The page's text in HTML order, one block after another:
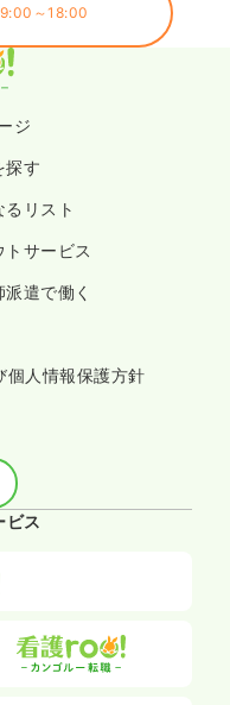
～18:00
ジ
探す
るリスト
トサービス
遣で働く
個人情報保護方針
ビス